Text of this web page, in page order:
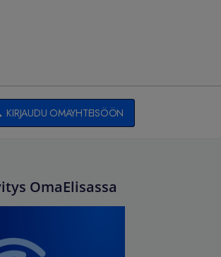
KIRJAUDU OMAYHTEISÖÖN
OmaElisassa